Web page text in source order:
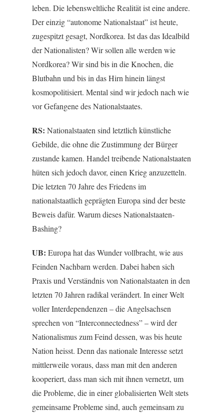
leben. Die lebensweltliche Realität ist eine andere.
Der einzig “autonome Nationalstaat” ist heute,
zugespitzt gesagt, Nordkorea. Ist das das Idealbild
der Nationalisten? Wir sollen alle werden wie
Nordkorea? Wir sind bis in die Knochen, die
Blutbahn und bis in das Hirn hinein längst
kosmopolitisiert. Mental sind wir jedoch nach wie
vor Gefangene des Nationalstaates.
RS: Nationalstaaten sind letztlich künstliche
Gebilde, die ohne die Zustimmung der Bürger
zustande kamen. Handel treibende Nationalstaaten
hüten sich jedoch davor, einen Krieg anzuzetteln.
Die letzten 70 Jahre des Friedens im
nationalstaatlich geprägten Europa sind der beste
Beweis dafür. Warum dieses Nationalstaaten-
Bashing?
UB: Europa hat das Wunder vollbracht, wie aus
Feinden Nachbarn werden. Dabei haben sich
Praxis und Verständnis von Nationalstaaten in den
letzten 70 Jahren radikal verändert. In einer Welt
voller Interdependenzen – die Angelsachsen
sprechen von “Interconnectedness” – wird der
Nationalismus zum Feind dessen, was bis heute
Nation heisst. Denn das nationale Interesse setzt
mittlerweile voraus, dass man mit den anderen
kooperiert, dass man sich mit ihnen vernetzt, um
die Probleme, die in einer globalisierten Welt stets
gemeinsame Probleme sind, auch gemeinsam zu